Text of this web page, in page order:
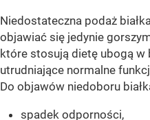
Niedostateczna podaż
objawiać się jedynie
które stosują dietę ubogą w
utrudniające normalne
Do objawów niedoboru
spadek odporności,